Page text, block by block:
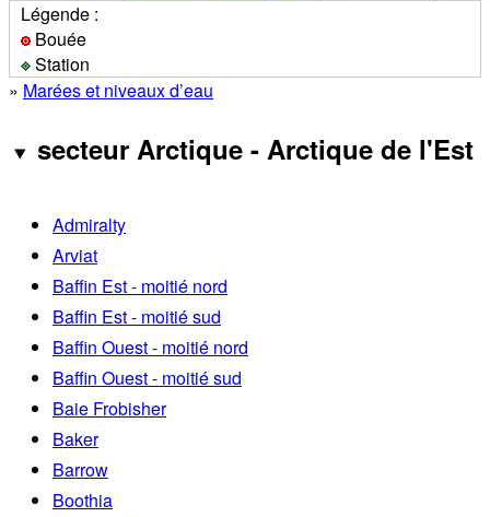
Légende :
Bouée
Station
» Marées et niveaux d’eau
secteur Arctique - Arctique de l'Est
Admiralty
Arviat
Baffin Est - moitié nord
Baffin Est - moitié sud
Baffin Ouest - moitié nord
Baffin Ouest - moitié sud
Baie Frobisher
Baker
Barrow
Boothia